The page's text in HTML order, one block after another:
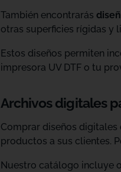
También encontrarás
otras superficies rígidas y
Estos diseños permiten
impresora UV DTF o tu
Archivos digitales
Comprar diseños
productos a sus clientes.
Nuestro catálogo incluye